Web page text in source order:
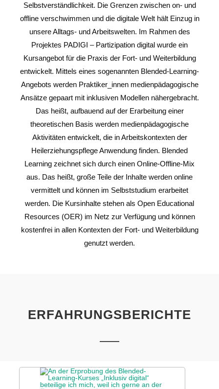
Selbstverständlichkeit. Die Grenzen zwischen on- und
offline verschwimmen und die digitale Welt hält Einzug in
unsere Alltags- und Arbeitswelten. Im Rahmen des
Projektes PADIGI – Partizipation digital wurde ein
Kursangebot für die Praxis der Fort- und Weiterbildung
entwickelt. Mittels eines sogenannten Blended-Learning-
Angebots werden Praktiker_innen medienpädagogische
Ansätze gepaart mit inklusiven Modellen nähergebracht.
Das heißt, aufbauend auf der Erarbeitung einer
theoretischen Basis werden medienpädagogische
Aktivitäten entwickelt, die in Arbeitskontexten der
Heilerziehungspflege Anwendung finden. Blended
Learning zeichnet sich durch einen Online-Offline-Mix
aus. Das heißt, große Teile der Inhalte werden online
vermittelt und können im Selbststudium erarbeitet
werden. Die Kursinhalte stehen als Open Educational
Resources (OER) im Netz zur Verfügung und können
kostenfrei in allen Kontexten der Fort- und Weiterbildung
genutzt werden.
ERFAHRUNGSBERICHTE